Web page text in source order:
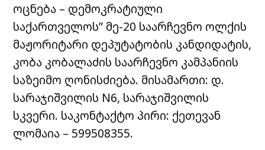
ოცნება – დემოკრატიული
საქართველოს” მე-20 საარჩევნო ოლქის
მაჟორიტარი დეპუტატობის კანდიდატის,
კობა კობალაძის საარჩევნო კამპანიის
საზეიმო ღონისძიება. მისამართი: დ.
სარაჯიშვილის N6, სარაჯიშვილის
სკვერი. საკონტაქტო პირი: ქეთევან
ლომაია – 599508355.